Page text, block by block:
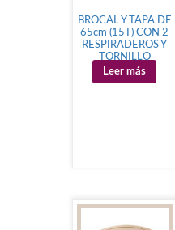
BROCAL Y TAPA DE
65cm (15T) CON 2
RESPIRADEROS Y
TORNILLO
Leer más